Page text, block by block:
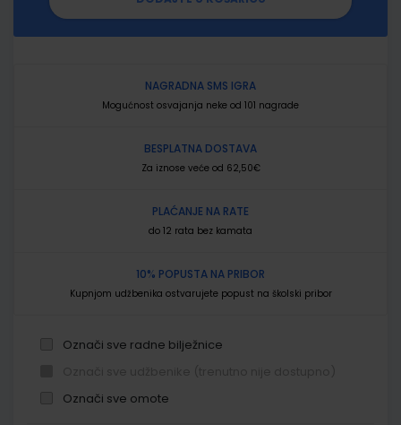
NAGRADNA SMS IGRA
Mogućnost osvajanja neke od 101 nagrade
BESPLATNA DOSTAVA
Za iznose veće od 62,50€
PLAĆANJE NA RATE
do 12 rata bez kamata
10% POPUSTA NA PRIBOR
Kupnjom udžbenika ostvarujete popust na školski pribor
Označi sve radne bilježnice
Označi sve omote